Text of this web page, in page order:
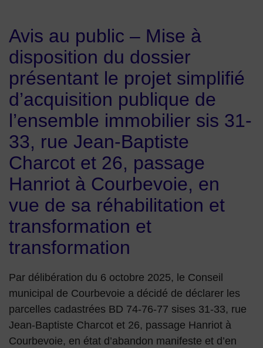
Avis au public – Mise à
disposition du dossier
présentant le projet simplifié
d’acquisition publique de
l’ensemble immobilier sis 31-
33, rue Jean-Baptiste
Charcot et 26, passage
Hanriot à Courbevoie, en
vue de sa réhabilitation et
transformation et
transformation
Par délibération du 6 octobre 2025, le Conseil
municipal de Courbevoie a décidé de déclarer les
parcelles cadastrées BD 74-76-77 sises 31-33, rue
Jean-Baptiste Charcot et 26, passage Hanriot à
Courbevoie, en état d’abandon manifeste et d’en